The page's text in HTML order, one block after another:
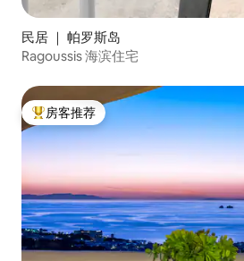
民居 ｜ 帕罗斯岛
Ragoussis 海滨住宅
热门「房客推荐」
房客推荐